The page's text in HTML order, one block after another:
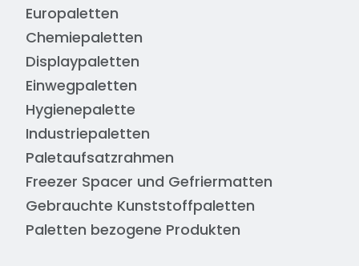
Europaletten
Chemiepaletten
Displaypaletten
Einwegpaletten
Hygienepalette
Industriepaletten
Paletaufsatzrahmen
Freezer Spacer und Gefriermatten
Gebrauchte Kunststoffpaletten
Paletten bezogene Produkten